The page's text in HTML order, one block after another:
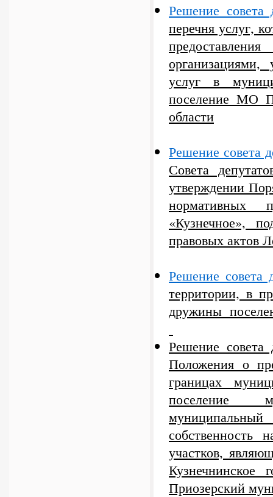
Решение
перечня услуг,
услуг в
поселение МО
области
Решение совета
Совета
утверждении
нормативных
«Кузнечное»,
правовых актов
Решение
территории, в
дружины
Решение
Положения о
границах
поселение
муниципальный
собственность
участков,
Кузнечнинское
Приозерский